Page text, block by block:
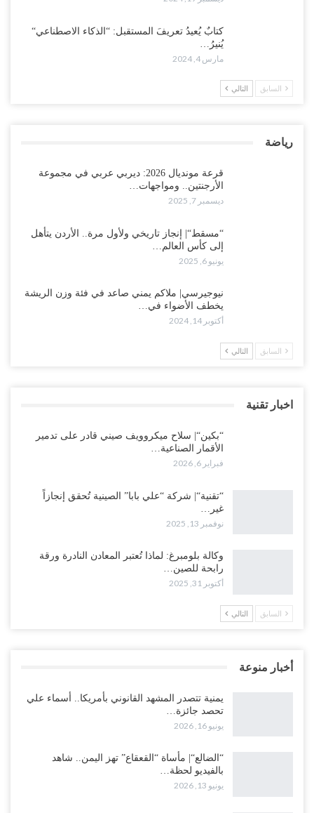
كتابٌ يُعيدُ تعريفَ المستقبل: “الذكاء الاصطناعي“
يُنيرُ…
مارس 4, 2024
السابق التالي
رياضة
قرعة مونديال 2026: ديربي عربي في مجموعة
الأرجنتين.. ومواجهات…
ديسمبر 7, 2025
“مسقط“| إنجاز تاريخي ولأول مرة.. الأردن يتأهل
إلى كأس العالم…
يونيو 6, 2025
نيوجيرسي| ملاكم يمني صاعد في فئة وزن الريشة
يخطف الأضواء في…
أكتوبر 14, 2024
السابق التالي
اخبار تقنية
“بكين“| سلاح ميكروويف صيني قادر على تدمير
الأقمار الصناعية…
فبراير 6, 2026
“تقنية“| شركة “علي بابا” الصينية تُحقق إنجازاً
غير…
نوفمبر 13, 2025
وكالة بلومبرغ: لماذا تُعتبر المعادن النادرة ورقة
رابحة للصين…
أكتوبر 31, 2025
السابق التالي
أخبار منوعة
يمنية تتصدر المشهد القانوني بأمريكا.. أسماء علي
تحصد جائزة…
يونيو 16, 2026
“الضالع“| مأساة “القعقاع” تهز اليمن.. شاهد
بالفيديو لحظة…
يونيو 13, 2026